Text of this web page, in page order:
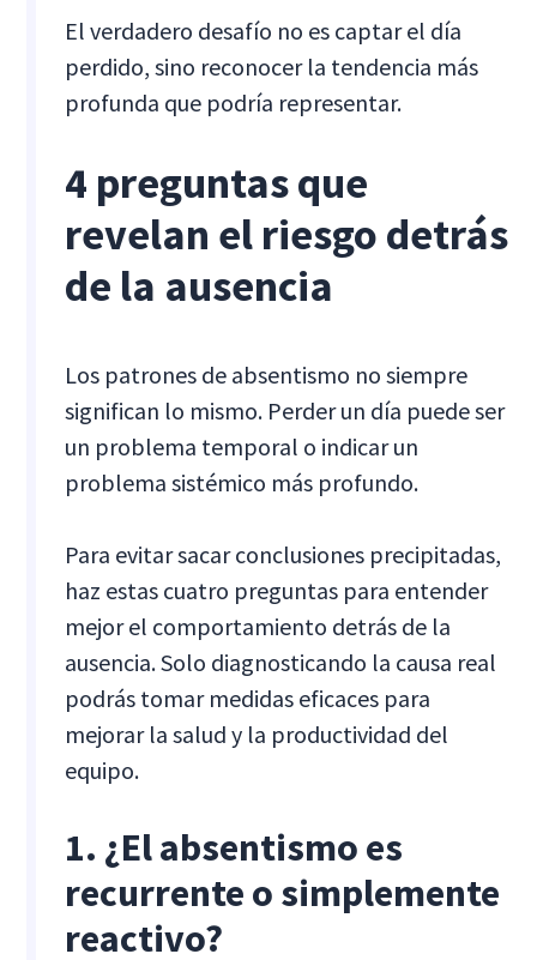
El verdadero desafío no es captar el día
perdido, sino reconocer la tendencia más
profunda que podría representar.
4 preguntas que
revelan el riesgo detrás
de la ausencia
Los patrones de absentismo no siempre
significan lo mismo. Perder un día puede ser
un problema temporal o indicar un
problema sistémico más profundo.
Para evitar sacar conclusiones precipitadas,
haz estas cuatro preguntas para entender
mejor el comportamiento detrás de la
ausencia. Solo diagnosticando la causa real
podrás tomar medidas eficaces para
mejorar la salud y la productividad del
equipo.
1. ¿El absentismo es
recurrente o simplemente
reactivo?